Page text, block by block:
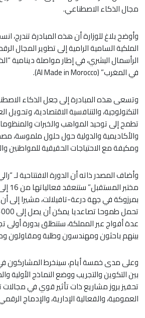
مجال الذكاء الاصطناعي.
وأوضح بلاغ للوزارة أن هذه المبادرة تندرج،
الملكية السامية الرامية إلى تطوير المجال
الرأسمال البشري، في إطار مواصلة دينامية
في المغرب” (AI Made in Morocco).
وتسعى هذه المبادرة إلى جعل الذكاء
التكنولوجية، والتنافسية الاقتصادية،
تطمح إلى توحيد المواهب والخبرات
والأكاديمية والدولية حول حلول ملموسة،
ومكيفة مع الاحتياجات الحقيقية للمواطنين
وأضاف المصدر ذاته أن الدورة الافتتاحية لـ
بمرزوكة في جهة درعة-تافيلالت، مشيرا إلى
بينهم باحثون ومهندسون وطلبة ومقاولون
وعلى مدى خمسة أيام، سينخرط المشاركون
بين التكوين والتجريب ووضع النماذج الأولية
تحفيز بروز مشاريع ذات تأثير قوي في
العمومية، والفعالية الإدارية، والإدماج